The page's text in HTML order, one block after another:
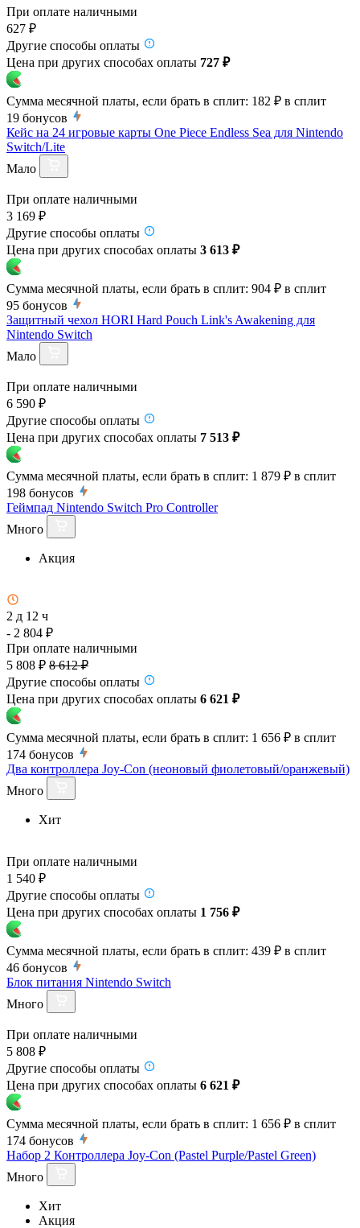
При оплате наличными
627 ₽
Другие способы оплаты
Цена при других способах оплаты 727 ₽
Сумма месячной платы, если брать в сплит: 182 ₽ в сплит
19 бонусов
Кейс на 24 игровые карты One Piece Endless Sea для Nintendo
Switch/Lite
Мало
При оплате наличными
3 169 ₽
Другие способы оплаты
Цена при других способах оплаты 3 613 ₽
Сумма месячной платы, если брать в сплит: 904 ₽ в сплит
95 бонусов
Защитный чехол HORI Hard Pouch Link's Awakening для
Nintendo Switch
Мало
При оплате наличными
6 590 ₽
Другие способы оплаты
Цена при других способах оплаты 7 513 ₽
Сумма месячной платы, если брать в сплит: 1 879 ₽ в сплит
198 бонусов
Геймпад Nintendo Switch Pro Controller
Много
Акция
2 д 12 ч
- 2 804 ₽
При оплате наличными
5 808 ₽ 8 612 ₽
Другие способы оплаты
Цена при других способах оплаты 6 621 ₽
Сумма месячной платы, если брать в сплит: 1 656 ₽ в сплит
174 бонусов
Два контроллера Joy-Con (неоновый фиолетовый/оранжевый)
Много
Хит
При оплате наличными
1 540 ₽
Другие способы оплаты
Цена при других способах оплаты 1 756 ₽
Сумма месячной платы, если брать в сплит: 439 ₽ в сплит
46 бонусов
Блок питания Nintendo Switch
Много
При оплате наличными
5 808 ₽
Другие способы оплаты
Цена при других способах оплаты 6 621 ₽
Сумма месячной платы, если брать в сплит: 1 656 ₽ в сплит
174 бонусов
Набор 2 Контроллера Joy-Con (Pastel Purple/Pastel Green)
Много
Хит
Акция